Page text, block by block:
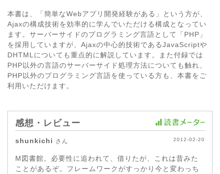
本書は、「簡単なWebアプリ開発経験がある」という方が、
Ajaxの構成技術を効率的に学んでいただける構成となってい
ます。サーバーサイドのプログラミング言語として「PHP」
を採用していますが、Ajaxの中心的技術であるJavaScriptや
DHTMLについても重点的に解説しています。また付録では
PHP以外の言語のサーバーサイド処理方法についても触れ、
PHP以外のプログラミング言語を使っている方も、本書をご
利用いただけます。
感想・レビュー
shunkichi さん 2012-02-20
M図書館。必要性に追われて、借りたが、これは昔みた
ことがあるぞ。フレームワークがすっかり今と変わっち